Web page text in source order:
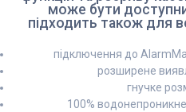
може бути
підходить також для
підключення до
розширене
гнучке
100%